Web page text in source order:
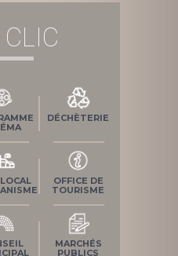
DÉCHÈTERIE
OFFICE DE
TOURISME
MARCHÉS
PUBLICS